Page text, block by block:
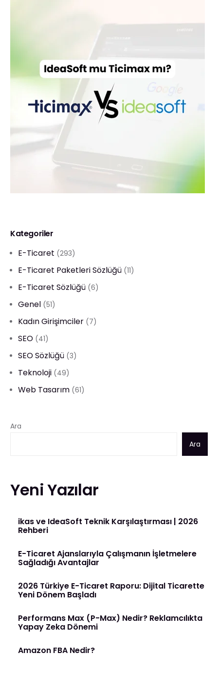
Kategoriler
E-Ticaret (293)
E-Ticaret Paketleri Sözlüğü (11)
E-Ticaret Sözlüğü (6)
Genel (51)
Kadın Girişimciler (7)
SEO (41)
SEO Sözlüğü (3)
Teknoloji (49)
Web Tasarım (61)
Ara
Ara
Yeni Yazılar
ikas ve IdeaSoft Teknik Karşılaştırması | 2026
Rehberi
E-Ticaret Ajanslarıyla Çalışmanın İşletmelere
Sağladığı Avantajlar
2026 Türkiye E-Ticaret Raporu: Dijital Ticarette
Yeni Dönem Başladı
Performans Max (P-Max) Nedir? Reklamcılıkta
Yapay Zeka Dönemi
Amazon FBA Nedir?